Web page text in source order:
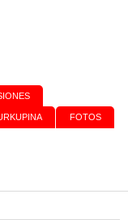
FOTOS